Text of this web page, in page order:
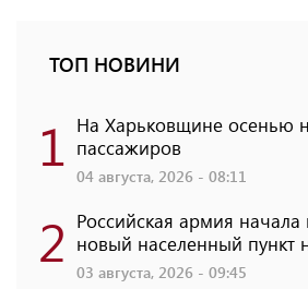
ТОП НОВИНИ
1 На Харьковщине осенью
пассажиров
04 августа, 2026 - 08:11
2 Российская армия
новый населенный пункт
03 августа, 2026 - 09:45